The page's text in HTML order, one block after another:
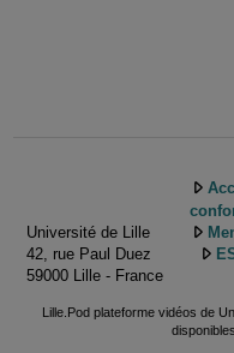
Université de Lille
42, rue Paul Duez
59000 Lille - France
Lille.Pod plateforme vidéos de